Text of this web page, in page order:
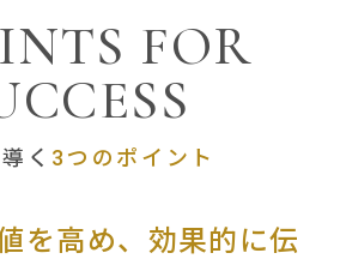
INTS FOR
CCESS
く 3つのポイント
を高め、効果的に伝